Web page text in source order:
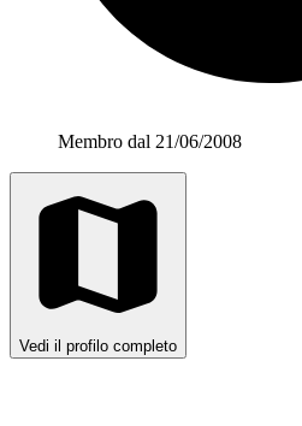
Membro dal 21/06/2008
Vedi il profilo completo